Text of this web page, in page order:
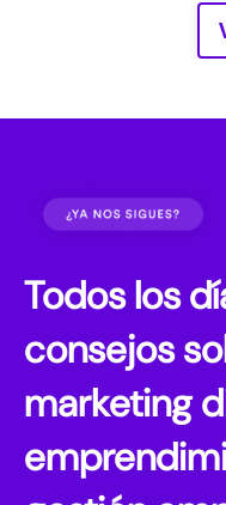
Todos los
consejos
marketing